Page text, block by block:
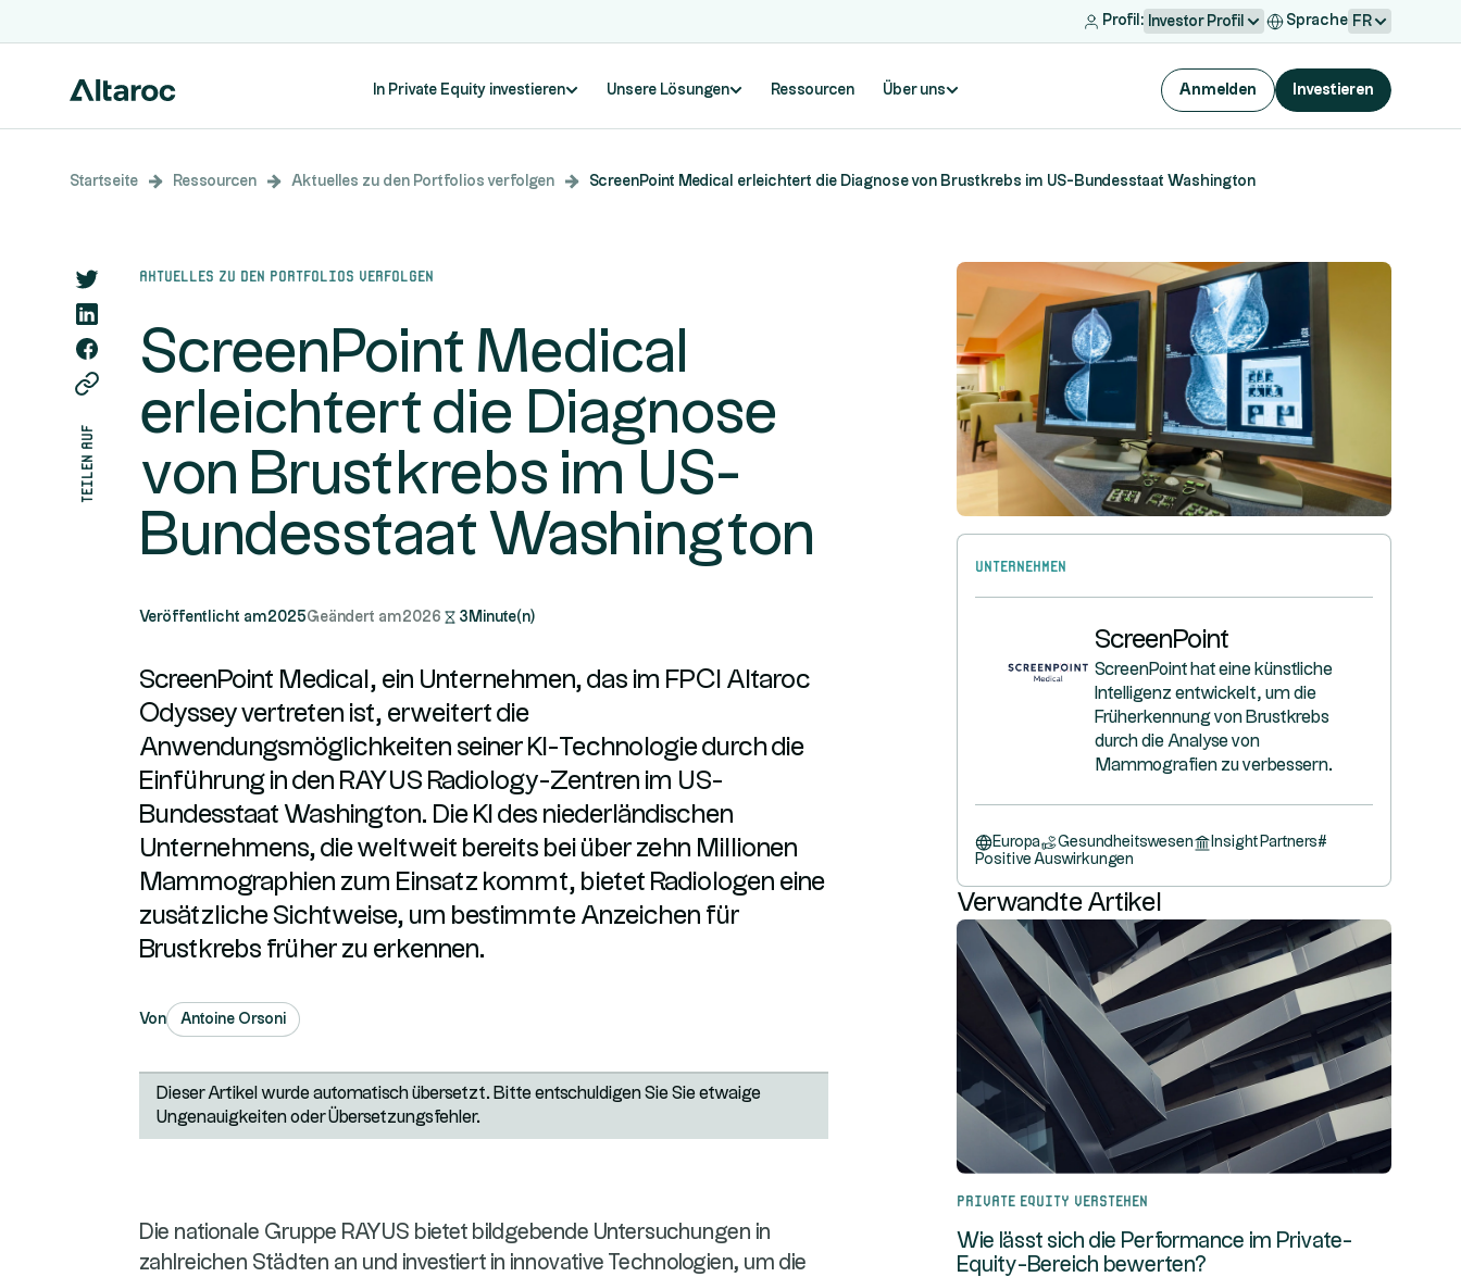
Profil: Investor Profil Sprache FR
In Private Equity investieren Unsere Lösungen Ressourcen Über uns Anmelden Investieren
Startseite Ressourcen Aktuelles zu den Portfolios verfolgen ScreenPoint Medical erleichtert die Diagnose von Brustkrebs im US-Bundesstaat Washington
teilen auf
Aktuelles zu den Portfolios verfolgen
ScreenPoint Medical
erleichtert die Diagnose
von Brustkrebs im US-
Bundesstaat Washington
Veröffentlicht am2025Geändert am2026 3 Minute(n)
ScreenPoint Medical, ein Unternehmen, das im FPCI Altaroc
Odyssey vertreten ist, erweitert die
Anwendungsmöglichkeiten seiner KI-Technologie durch die
Einführung in den RAYUS Radiology-Zentren im US-
Bundesstaat Washington. Die KI des niederländischen
Unternehmens, die weltweit bereits bei über zehn Millionen
Mammographien zum Einsatz kommt, bietet Radiologen eine
zusätzliche Sichtweise, um bestimmte Anzeichen für
Brustkrebs früher zu erkennen.
Von Antoine Orsoni
Dieser Artikel wurde automatisch übersetzt. Bitte entschuldigen Sie Sie etwaige
Ungenauigkeiten oder Übersetzungsfehler.
Die nationale Gruppe RAYUS bietet bildgebende Untersuchungen in
zahlreichen Städten an und investiert in innovative Technologien, um die
Unternehmen
ScreenPoint
ScreenPoint hat eine künstliche
Intelligenz entwickelt, um die
Früherkennung von Brustkrebs
durch die Analyse von
Mammografien zu verbessern.
Europa Gesundheitswesen Insight Partners#
Positive Auswirkungen
Verwandte Artikel
Private Equity verstehen
Wie lässt sich die Performance im Private-
Equity-Bereich bewerten?